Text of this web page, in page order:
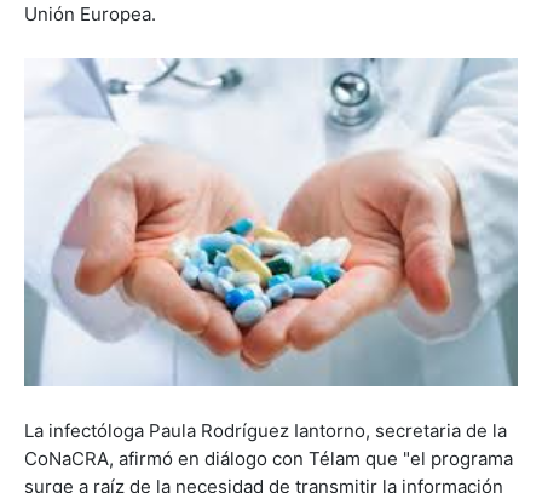
Unión Europea.
La infectóloga Paula Rodríguez Iantorno, secretaria de la
CoNaCRA, afirmó en diálogo con Télam que "el programa
surge a raíz de la necesidad de transmitir la información